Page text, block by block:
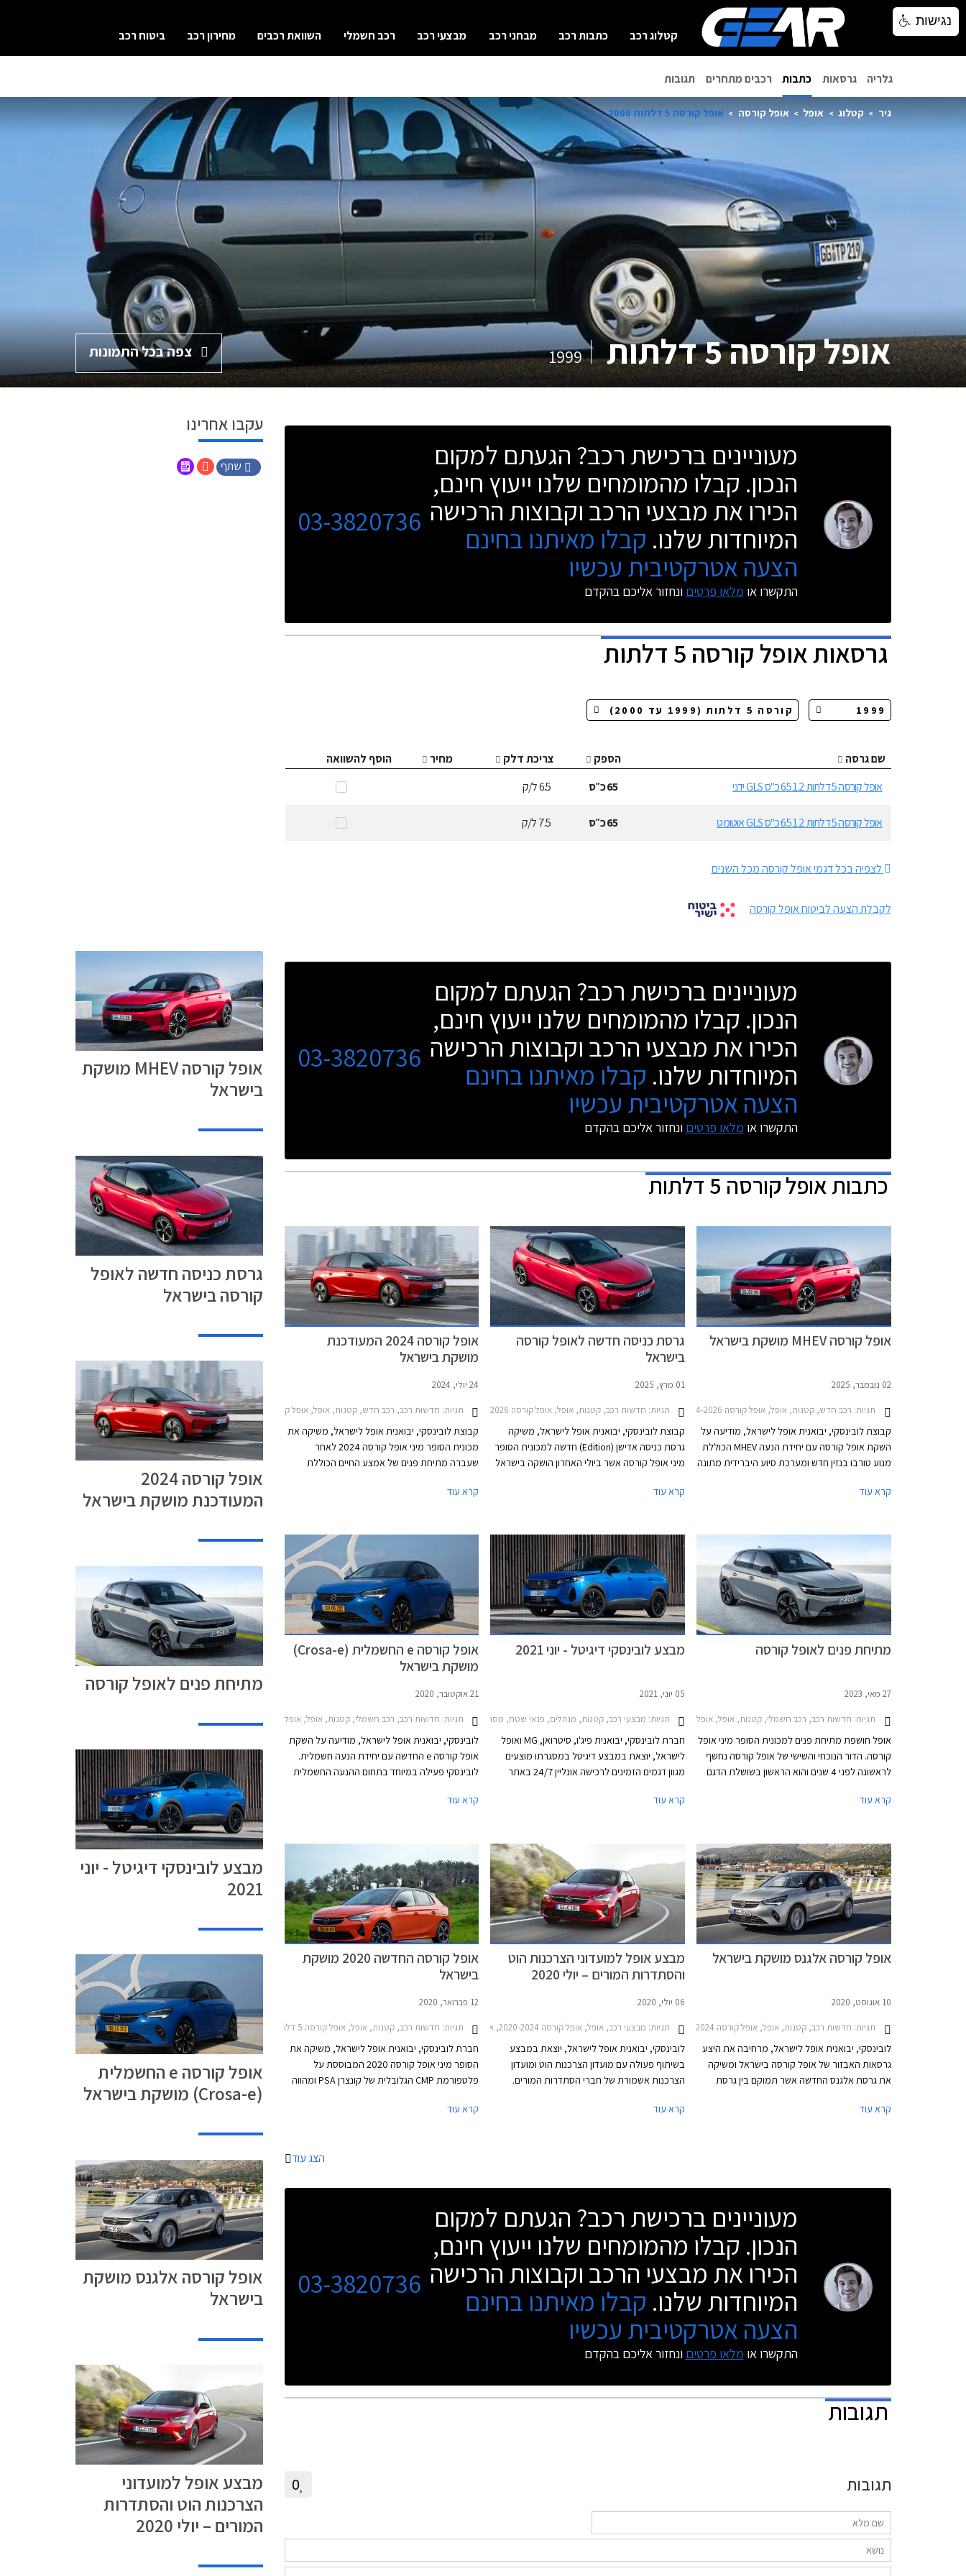
קטלוג רכב כתבות רכב מבחני רכב מבצעי רכב רכב חשמלי השוואת רכבים מחירון רכב ביטוח רכב
גלריה גרסאות כתבות רכבים מתחרים תגובות
גיר קטלוג אופל אופל קורסה אופל קורסה 5 דלתות 2000
אופל קורסה 5 דלתות 1999 צפה בכל התמונות
מעוניינים ברכישת רכב? הגעתם למקום
הנכון. קבלו מהמומחים שלנו ייעוץ חינם,
הכירו את מבצעי הרכב וקבוצות הרכישה
המיוחדות שלנו. קבלו מאיתנו בחינם
הצעה אטרקטיבית עכשיו
התקשרו או מלאו פרטים ונחזור אליכם בהקדם
03-3820736
גרסאותאופל קורסה 5 דלתות
שם גרסה הספק צריכת דלק מחיר
הוסף להשוואה
אופל קורסה 5 דלתות 1.2 65 כ"ס GLS ידני
65כ״ס 6.5ל/ק
אופל קורסה 5 דלתות 1.2 65 כ"ס GLS אוטומט 65כ״ס 7.5ל/ק
לצפיה בכל דגמי אופל קורסה מכל השנים
לקבלת הצעה לביטוח אופל קורסה
עקבו אחרינו
שתף
מעוניינים ברכישת רכב? הגעתם למקום
הנכון. קבלו מהמומחים שלנו ייעוץ חינם,
הכירו את מבצעי הרכב וקבוצות הרכישה
המיוחדות שלנו. קבלו מאיתנו בחינם
הצעה אטרקטיבית עכשיו
התקשרו או מלאו פרטים ונחזור אליכם בהקדם
03-3820736
כתבותאופל קורסה 5 דלתות
אופל קורסה MHEV מושקת בישראל
02 נובמבר, 2025
תגיות: רכב חדש, קטנות, אופל, אופל קורסה 2024-2026מחירון רכב
קבוצת לובינסקי, יבואנית אופל לישראל, מודיעה על
השקת אופל קורסה עם יחידת הנעה MHEV הכוללת
מנוע טורבו בנזין חדש ומערכת סיוע היברידית מתונה
משלל דגמי קונצרן סטלנטיס, מציעה צריכת דלק
קרא עוד
גרסת כניסה חדשה לאופל קורסה
בישראל
01 מרץ, 2025
תגיות: חדשות רכב, קטנות, אופל, אופל קורסה 2024-2026מחירון רכב
קבוצת לובינסקי, יבואנית אופל לישראל, משיקה
גרסת כניסה אדישן (Edition) חדשה למכונית הסופר
מיני אופל קורסה אשר ביולי האחרון הושקה בישראל
קרא עוד
אופל קורסה 2024 המעודכנת
מושקת בישראל
24 יולי, 2024
תגיות: חדשות רכב, רכב חדש, קטנות, אופל, אופל קורסה 2020-2024, אופל קורסה 2024-2026מחירון רכב
קבוצת לובינסקי, יבואנית אופל לישראל, משיקה את
מכונית הסופר מיני אופל קורסה 2024 לאחר
שעברה מתיחת פנים של אמצע החיים הכוללת
המותג ואבזור משופר. הדגם ישווק עם מנוע בנזין
קרא עוד
מתיחת פנים לאופל קורסה
27 מאי, 2023
תגיות: חדשות רכב, רכב חשמלי, קטנות, אופל, אופל קורסה 2020-2024אופל קורסה 2024-2026
אופל חושפת מתיחת פנים למכונית הסופר מיני אופל
קורסה. הדור הנוכחי והשישי של אופל קורסה נחשף
לראשונה לפני 4 שנים והוא הראשון בשושלת הדגם
נהנה הדור הנוכחי של אופל קורסה מהצלחה כשהוא
מחזיק בתואר הרכב הנמכר ביותר בבריטניה והסופר
מיני הנמכרת ביותר בגרמניה.
קרא עוד
מבצע לובינסקי דיגיטל - יוני 2021
05 יוני, 2021
תגיות: מבצעי רכב, קטנות, מנהלים, פנאי שטח, מסחרי, MG, סיטרואן, פיג'ו, אופל, אופל קורסה 2020-2024, MG ZS 2018-2021, אופל גרנדלנד X 2018-2022, אופל קומבו 2020-2024, אופל קרוסלנד 2021-2024, סיטרואן C3 2020-2024, סיטרואן C3 איירקרוס 2018-2021, סיטרואן C5 איירקרוס 2019-2022, סיטרואן ברלינגו 2019-2024, פיג'ו 2008 2020-2023, פיג'ו 208 חמש דלתות 2020-2024, פיג'ו 3008 2020-2024, פיג'ו 5008 2021-2024פיג'ו 508 2019-2023
חברת לובינסקי, יבואנית פיג'ו, סיטרואן, MG ואופל
לישראל, יוצאת במבצע דיגיטל במסגרתו מוצעים
מגוון דגמים הזמינים לרכישה אונליין 24/7 באתר
ביוני.
קרא עוד
אופל קורסה e החשמלית (Crosa-e)
מושקת בישראל
21 אוקטובר, 2020
תגיות: חדשות רכב, רכב חשמלי, קטנות, אופל, אופל קורסה 2020-2024, מחירון רכבאופל קורסה e
לובינסקי, יבואנית אופל לישראל, מודיעה על השקת
אופל קורסה e החדשה עם יחידת הנעה חשמלית.
לובינסקי פעילה במיוחד בתחום ההנעה החשמלית
קרא עוד
אופל קורסה אלגנס מושקת בישראל
10 אוגוסט, 2020
תגיות: חדשות רכב, קטנות, אופל, אופל קורסה 2020-2024מחירון רכב
לובינסקי, יבואנית אופל לישראל, מרחיבה את היצע
גרסאות האבזור של אופל קורסה בישראל ומשיקה
את גרסת אלגנס החדשה אשר תמוקם בין גרסת
לגרסת הכניסה אדישן פלוס, מוסיפה גרסת אלגנס
הכוללת פונקציית עצירה, ניטור שטחים מתים,
קרא עוד
מבצע אופל למועדוני הצרכנות הוט
והסתדרות המורים – יולי 2020
06 יולי, 2020
תגיות: מבצעי רכב, אופל, אופל קורסה 2020-2024, אופל קומבו 2020-2024, אופל גרנדלנד X 2018-2022אופל קרוסלנד X 2018-2021
לובינסקי, יבואנית אופל לישראל, יוצאת במבצע
בשיתוף פעולה עם מועדון הצרכנות הוט ומועדון
הצרכנות אשמורת של חברי הסתדרות המורים.
קרא עוד
אופל קורסה החדשה 2020 מושקת
בישראל
12 פברואר, 2020
תגיות: חדשות רכב, קטנות, אופל, אופל קורסה 5 דלתות 2015-2019, אופל קורסה 2020-2024מחירון רכב
חברת לובינסקי, יבואנית אופל לישראל, משיקה את
הסופר מיני אופל קורסה 2020 המבוססת על
פלטפורמת CMP הגלובלית של קונצרן PSA ומהווה
קרא עוד
הצג עוד
מעוניינים ברכישת רכב? הגעתם למקום
הנכון. קבלו מהמומחים שלנו ייעוץ חינם,
הכירו את מבצעי הרכב וקבוצות הרכישה
המיוחדות שלנו. קבלו מאיתנו בחינם
הצעה אטרקטיבית עכשיו
התקשרו או מלאו פרטים ונחזור אליכם בהקדם
03-3820736
תגובות
תגובות 0
אופל קורסה MHEV מושקת
בישראל
גרסת כניסה חדשה לאופל
קורסה בישראל
אופל קורסה 2024
המעודכנת מושקת בישראל
מתיחת פנים לאופל קורסה
מבצע לובינסקי דיגיטל - יוני
2021
אופל קורסה e החשמלית
(Crosa-e) מושקת בישראל
אופל קורסה אלגנס מושקת
בישראל
מבצע אופל למועדוני
הצרכנות הוט והסתדרות
המורים – יולי 2020
נגישות
נגישות